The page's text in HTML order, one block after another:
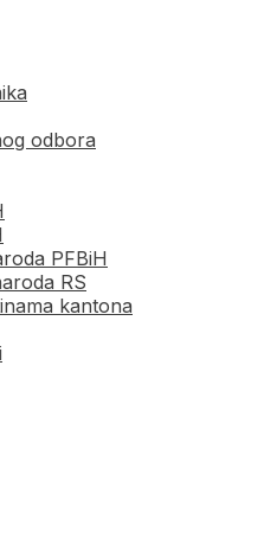
odbora
PFBiH
RS
kantona